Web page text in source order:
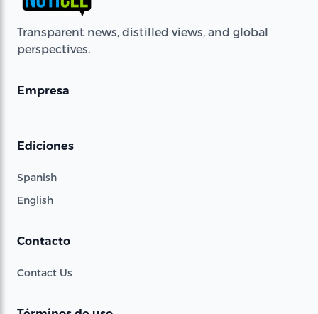
Transparent news, distilled views, and global
perspectives.
Empresa
Ediciones
Spanish
English
Contacto
Contact Us